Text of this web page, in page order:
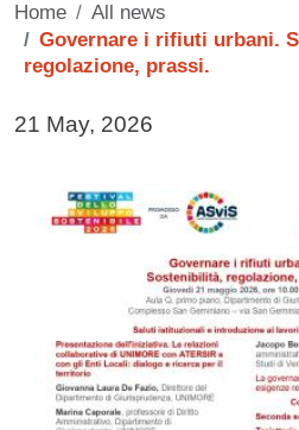
Home
All news
Governare i rifiuti urbani.
regolazione, prassi.
Data di pubblicazione della
21 May, 2026
Immagine notizia
Testo notizia